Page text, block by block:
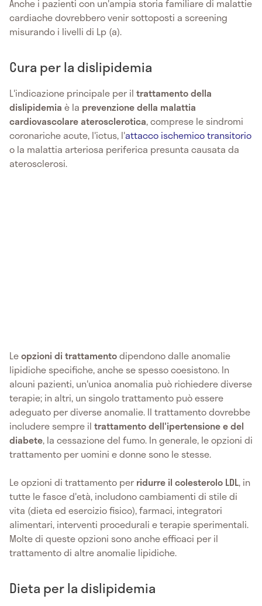
Anche i pazienti con un'ampia storia familiare di malattie
cardiache dovrebbero venir sottoposti a screening
misurando i livelli di Lp (a).
Cura per la dislipidemia
L'indicazione principale per il trattamento della
dislipidemia è la prevenzione della malattia
cardiovascolare aterosclerotica, comprese le sindromi
coronariche acute, l'ictus, l'attacco ischemico transitorio
o la malattia arteriosa periferica presunta causata da
aterosclerosi.
Leopzioni di trattamentodipendono dalle anomalie
lipidiche specifiche, anche se spesso coesistono. In
alcuni pazienti, un'unica anomalia può richiedere diverse
terapie; in altri, un singolo trattamento può essere
adeguato per diverse anomalie. Il trattamento dovrebbe
includere sempre il trattamento dell'ipertensione e del
diabete, la cessazione del fumo. In generale, le opzioni di
trattamento per uomini e donne sono le stesse.
Le opzioni di trattamento per ridurre il colesterolo LDL, in
tutte le fasce d'età, includono cambiamenti di stile di
vita (dieta ed esercizio fisico), farmaci, integratori
alimentari, interventi procedurali e terapie sperimentali.
Molte di queste opzioni sono anche efficaci per il
trattamento di altre anomalie lipidiche.
Dieta per la dislipidemia